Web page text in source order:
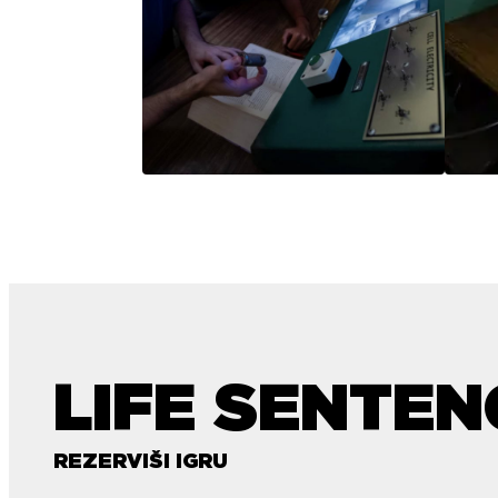
LIFE
REZERVIŠI IGRU